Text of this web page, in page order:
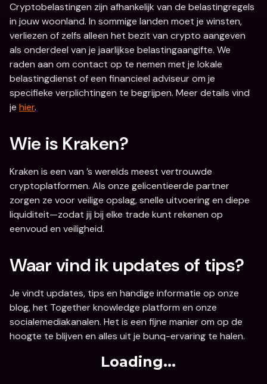
Cryptobelastingen zijn afhankelijk van de belastingregels
in jouw woonland. In sommige landen moet je winsten,
verliezen of zelfs alleen het bezit van crypto aangeven
als onderdeel van je jaarlijkse belastingaangifte. We
raden aan om contact op te nemen met je lokale
belastingdienst of een financieel adviseur om je
specifieke verplichtingen te begrijpen. Meer details vind
je hier.
Wie is Kraken?
Kraken is een van ’s werelds meest vertrouwde
cryptoplatformen. Als onze gelicentieerde partner
zorgen ze voor veilige opslag, snelle uitvoering en diepe
liquiditeit—zodat jij bij elke trade kunt rekenen op
eenvoud en veiligheid.
Waar vind ik updates of tips?
Je vindt updates, tips en handige informatie op onze
blog, het Together knowledge platform en onze
socialemediakanalen. Het is een fijne manier om op de
hoogte te blijven en alles uit je bunq-ervaring te halen.
Loading...